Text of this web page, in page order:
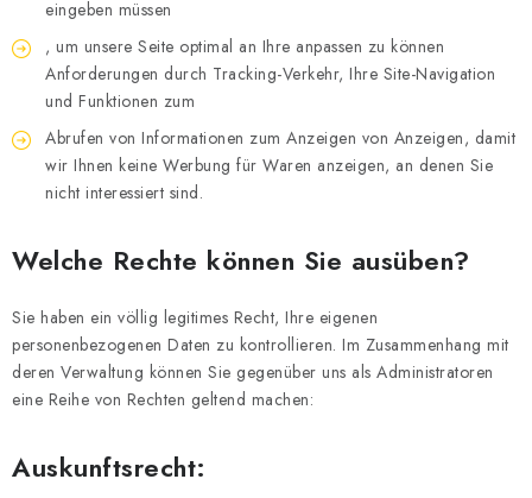
eingeben müssen
, um unsere Seite optimal an Ihre anpassen zu können
Anforderungen durch Tracking-Verkehr, Ihre Site-Navigation
und Funktionen zum
Abrufen von Informationen zum Anzeigen von Anzeigen, damit
wir Ihnen keine Werbung für Waren anzeigen, an denen Sie
nicht interessiert sind.
Welche Rechte können Sie ausüben?
Sie haben ein völlig legitimes Recht, Ihre eigenen
personenbezogenen Daten zu kontrollieren. Im Zusammenhang mit
deren Verwaltung können Sie gegenüber uns als Administratoren
eine Reihe von Rechten geltend machen:
Auskunftsrecht: